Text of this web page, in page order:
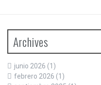
Archives
junio 2026 (1)
febrero 2026 (1)